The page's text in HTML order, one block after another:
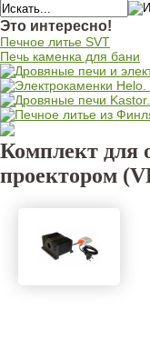
Это интересно!
Печное литье SVT
Печь каменка для бани
Комплект для
проектором